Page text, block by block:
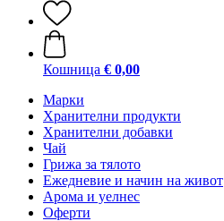
Кошница € 0,00
Марки
Хранителни продукти
Хранителни добавки
Чай
Грижа за тялото
Ежедневие и начин на живот
Арома и уелнес
Оферти